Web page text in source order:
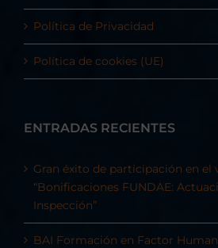
Política de Privacidad
Política de cookies (UE)
ENTRADAS RECIENTES
Gran éxito de participación en el
“Bonificaciones FUNDAE:
Inspección”
BAI Formación en Factor